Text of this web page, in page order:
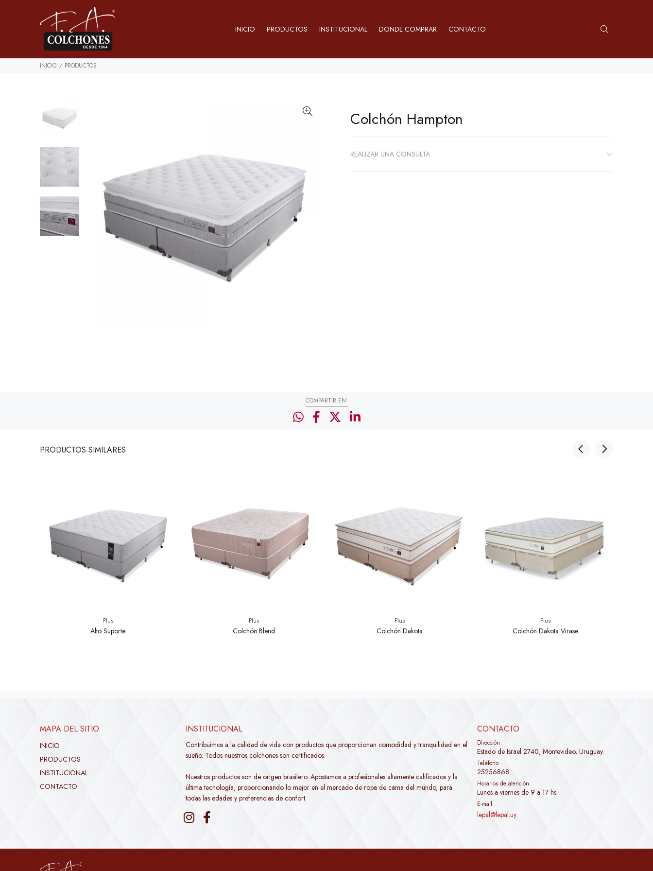
INICIO PRODUCTOS INSTITUCIONAL DONDE COMPRAR CONTACTO
INICIO PRODUCTOS
Colchón Hampton
REALIZAR UNA CONSULTA
COMPARTIR EN:
PRODUCTOS SIMILARES
Plus
Alto Suporte
Plus
Colchón Blend
Plus
Colchón Dakota
Plus
Colchón Dakota Virase
MAPA DEL SITIO
INICIO
PRODUCTOS
INSTITUCIONAL
CONTACTO
INSTITUCIONAL
Contribuimos a la calidad de vida con productos que proporcionan comodidad y tranquilidad en el
sueño. Todos nuestros colchones son certificados.
Nuestros productos son de origen brasilero. Apostamos a profesionales altamente calificados y la
última tecnología, proporcionando lo mejor en el mercado de ropa de cama del mundo, para
todas las edades y preferencias de confort.
CONTACTO
Dirección
Estado de Israel 2740, Montevideo, Uruguay.
Teléfono
25256868
Horarios de atención
Lunes a viernes de 9 a 17 hs.
E-mail
lepal@lepal.uy